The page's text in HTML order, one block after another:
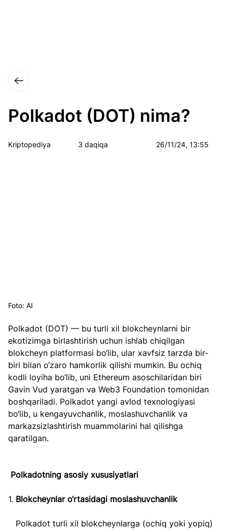
Polkadot (DOT) nima?
Kriptopediya 3 daqiqa 26/11/24, 13:55
Foto: AI
Polkadot (DOT) — bu turli xil blokcheynlarni bir
ekotizimga birlashtirish uchun ishlab chiqilgan
blokcheyn platformasi bo‘lib, ular xavfsiz tarzda bir-
biri bilan o‘zaro hamkorlik qilishi mumkin. Bu ochiq
kodli loyiha bo‘lib, uni Ethereum asoschilaridan biri
Gavin Vud yaratgan va Web3 Foundation tomonidan
boshqariladi. Polkadot yangi avlod texnologiyasi
bo‘lib, u kengayuvchanlik, moslashuvchanlik va
markazsizlashtirish muammolarini hal qilishga
qaratilgan.
Polkadotning asosiy xususiyatlari
1. Blokcheynlar o‘rtasidagi moslashuvchanlik